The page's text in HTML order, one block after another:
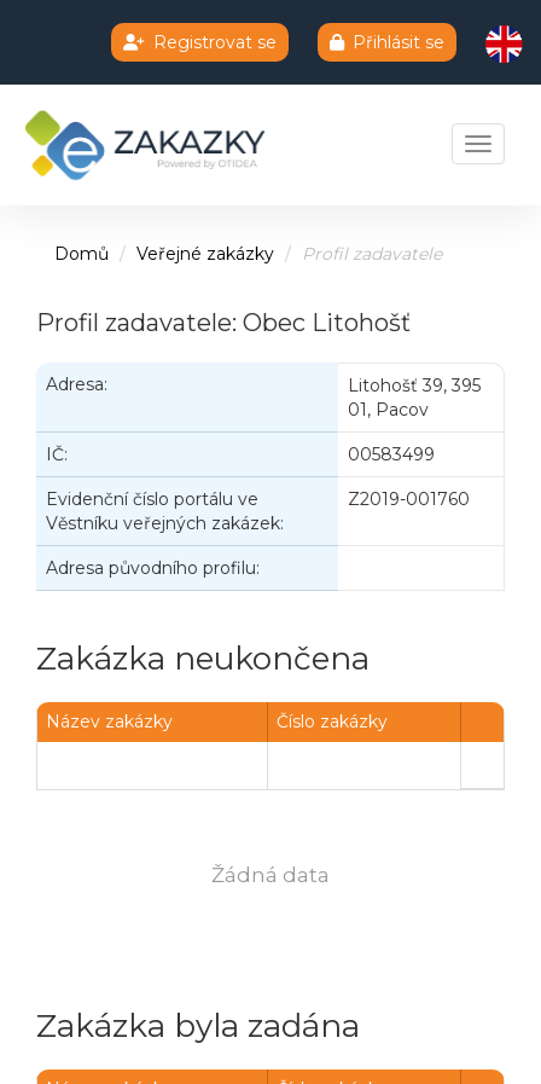
Registrovat se Přihlásit se
Toggle
Domů Veřejné zakázky Profil zadavatele
Profil zadavatele: Obec Litohošť
Adresa:
Litohošť 39, 395
01, Pacov
IČ: 00583499
Evidenční číslo portálu ve
Věstníku veřejných zakázek:
Z2019-001760
Adresa původního profilu:
Zakázka neukončena
Název zakázky Číslo zakázky
Žádná data
Zakázka byla zadána
Chatbot e-zakazky